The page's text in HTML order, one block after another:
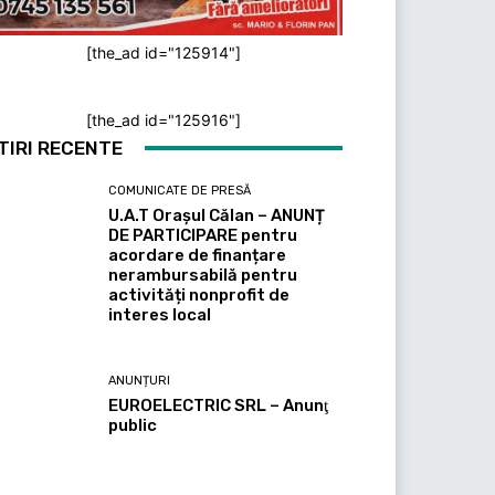
[the_ad id="125914"]
[the_ad id="125916"]
RECENTE
COMUNICATE DE PRESĂ
U.A.T Orașul Călan – ANUNȚ
DE PARTICIPARE pentru
acordare de finanțare
nerambursabilă pentru
activități nonprofit de
interes local
ANUNȚURI
EUROELECTRIC SRL – Anunţ
public